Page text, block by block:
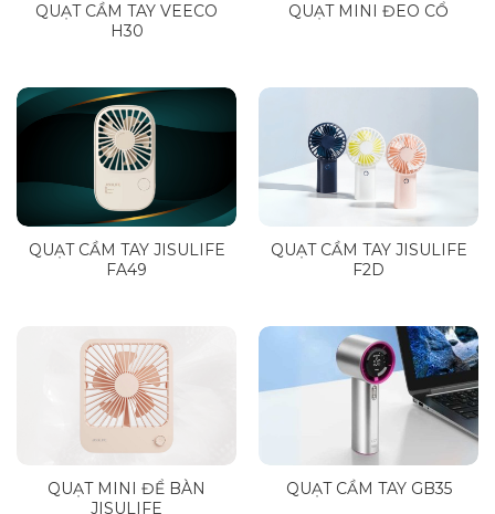
QUẠT CẦM TAY VEECO
H30
QUẠT MINI ĐEO CỔ
QUẠT CẦM TAY JISULIFE
FA49
QUẠT CẦM TAY JISULIFE
F2D
QUẠT MINI ĐỂ BÀN
JISULIFE
QUẠT CẦM TAY GB35